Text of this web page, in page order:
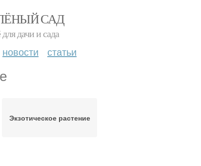
САД
для дачи и сада
новости статьи
Экзотическое растение